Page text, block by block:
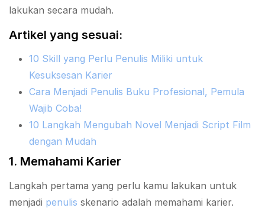
lakukan secara mudah.
Artikel yang sesuai:
10 Skill yang Perlu Penulis Miliki untuk
Kesuksesan Karier
Cara Menjadi Penulis Buku Profesional, Pemula
Wajib Coba!
10 Langkah Mengubah Novel Menjadi Script Film
dengan Mudah
1. Memahami Karier
Langkah pertama yang perlu kamu lakukan untuk
menjadi penulis skenario adalah memahami karier.